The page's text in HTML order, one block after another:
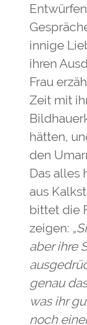
innige
ihren
Frau
Zeit mit
hätten,
den
Das alles
aus
bittet die
zeigen:
aber ihre
genau
was ihr
noch